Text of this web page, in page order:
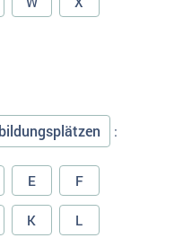
:
E F
K L